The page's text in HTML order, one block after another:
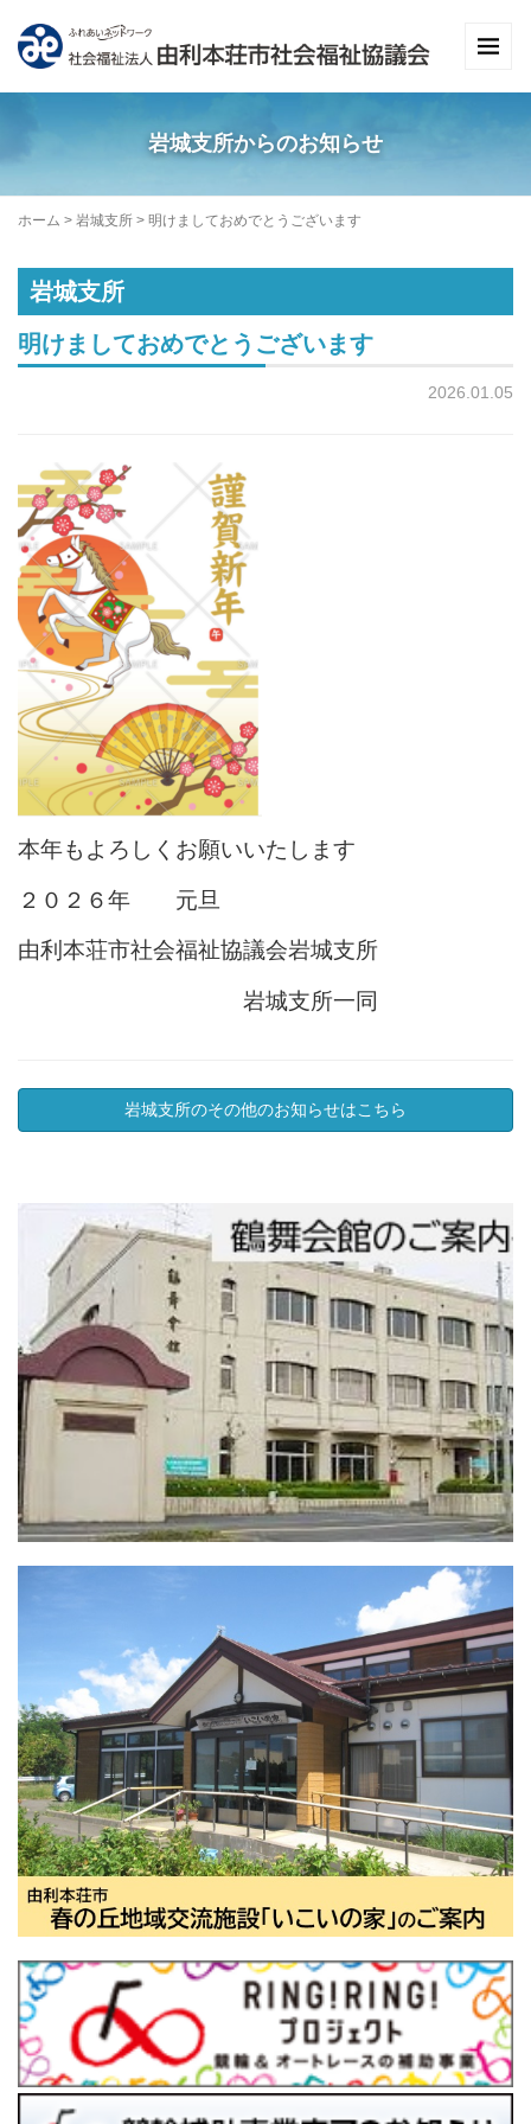
岩城支所からのお知らせ
ホーム > 岩城支所 > 明けましておめでとうございます
岩城支所
明けましておめでとうございます
2026.01.05
本年もよろしくお願いいたします
２０２６年 元旦
由利本荘市社会福祉協議会岩城支所
岩城支所一同
岩城支所のその他のお知らせはこちら